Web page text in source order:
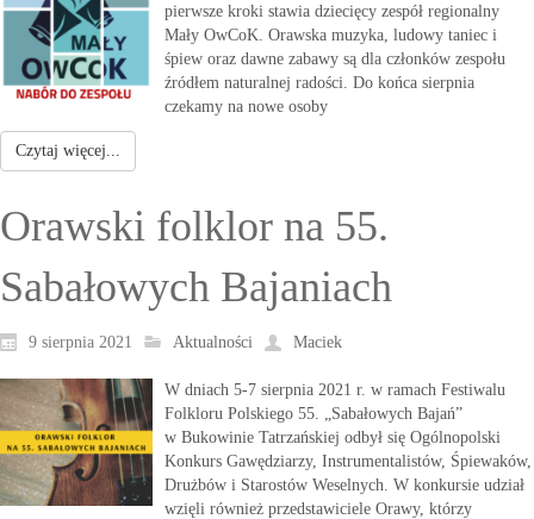
pierwsze kroki stawia dziecięcy zespół regionalny
Mały OwCoK. Orawska muzyka, ludowy taniec i
śpiew oraz dawne zabawy są dla członków zespołu
źródłem naturalnej radości. Do końca sierpnia
czekamy na nowe osoby
Czytaj więcej...
Orawski folklor na 55.
Sabałowych Bajaniach
9 sierpnia 2021 Aktualności Maciek
W dniach 5-7 sierpnia 2021 r. w ramach Festiwalu
Folkloru Polskiego 55. „Sabałowych Bajań”
w Bukowinie Tatrzańskiej odbył się Ogólnopolski
Konkurs Gawędziarzy, Instrumentalistów, Śpiewaków,
Drużbów i Starostów Weselnych. W konkursie udział
wzięli również przedstawiciele Orawy, którzy